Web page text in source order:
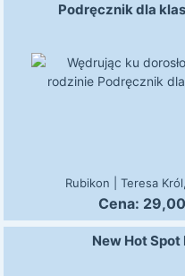
Podręcznik dla
Rubikon Teresa
Cena: 29,00
New Hot